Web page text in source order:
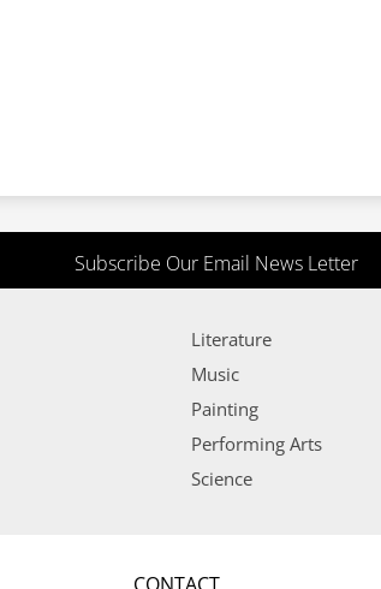
Subscribe Our Email News Letter
Literature
Music
Painting
Performing Arts
Science